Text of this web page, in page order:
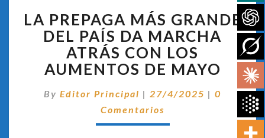
PREPAGA
MÁS
GRANDE
DEL
PAÍS
MARCHA
ATRÁS
CON
LA PREPAGA MÁS GRANDE
DEL PAÍS DA MARCHA
ATRÁS CON LOS
AUMENTOS DE MAYO
By Editor Principal | 27/4/2025 | 0
Comentarios